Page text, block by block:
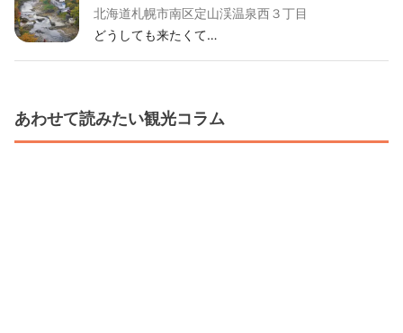
北海道札幌市南区定山渓温泉西３丁目
どうしても来たくて…
あわせて読みたい観光コラム